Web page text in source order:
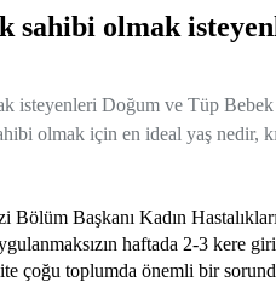
sahibi olmak
isteyenleri Doğum ve Tüp
olmak için en ideal yaş nedir,
Başkanı Kadın
haftada 2-3 kere
çoğu toplumda önemli bir